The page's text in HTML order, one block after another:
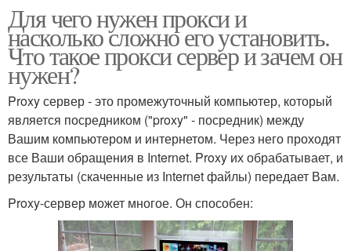
Для чего нужен прокси и
насколько сложно его установить.
Что такое прокси сервер и зачем он
нужен?
Proxy сервер - это промежуточный компьютер, который
является посредником ("proxy" - посредник) между
Вашим компьютером и интернетом. Через него проходят
все Ваши обращения в Internet. Proxy их обрабатывает, и
результаты (скаченные из Internet файлы) передает Вам.
Proxy-сервер может многое. Он способен: